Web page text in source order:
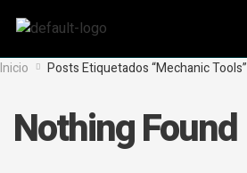
Inicio Posts Etiquetados “Mechanic Tools”
Nothing Found